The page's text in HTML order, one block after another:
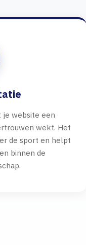
je website een
wekt. Het
de sport en helpt
binnen de